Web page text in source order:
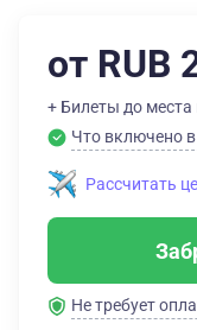
от RUB
+ Билеты до места
Что включено
Рассчитать
Не требует